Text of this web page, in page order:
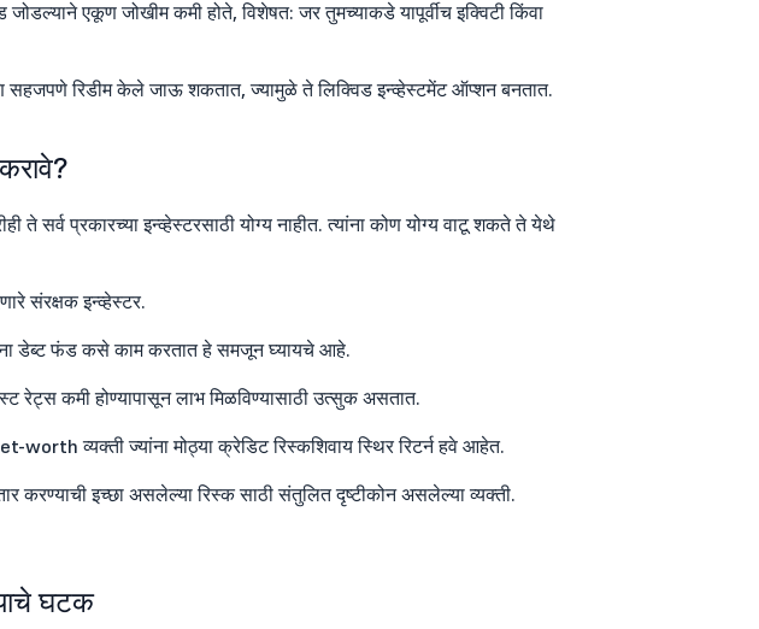
जोडल्याने एकूण जोखीम कमी होते, विशेषत: जर तुमच्याकडे यापूर्वीच इक्विटी किंवा
रिडीम केले जाऊ शकतात, ज्यामुळे ते लिक्विड इन्व्हेस्टमेंट ऑप्शन बनतात.
ते सर्व प्रकारच्या इन्व्हेस्टरसाठी योग्य नाहीत. त्यांना कोण योग्य वाटू शकते ते येथे
संरक्षक इन्व्हेस्टर.
डेब्ट फंड कसे काम करतात हे समजून घ्यायचे आहे.
रेट्स कमी होण्यापासून लाभ मिळविण्यासाठी उत्सुक असतात.
व्यक्ती ज्यांना मोठ्या क्रेडिट रिस्कशिवाय स्थिर रिटर्न हवे आहेत.
करण्याची इच्छा असलेल्या रिस्क साठी संतुलित दृष्टीकोन असलेल्या व्यक्ती.
घटक